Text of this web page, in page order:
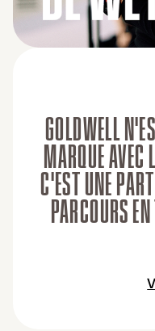
GOLDWELL
MARQUE AVEC
C'EST UNE
PARCOURS